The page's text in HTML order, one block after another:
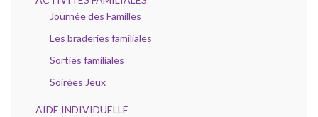
Journée des Familles
Les braderies familiales
Sorties familiales
Soirées Jeux
AIDE INDIVIDUELLE